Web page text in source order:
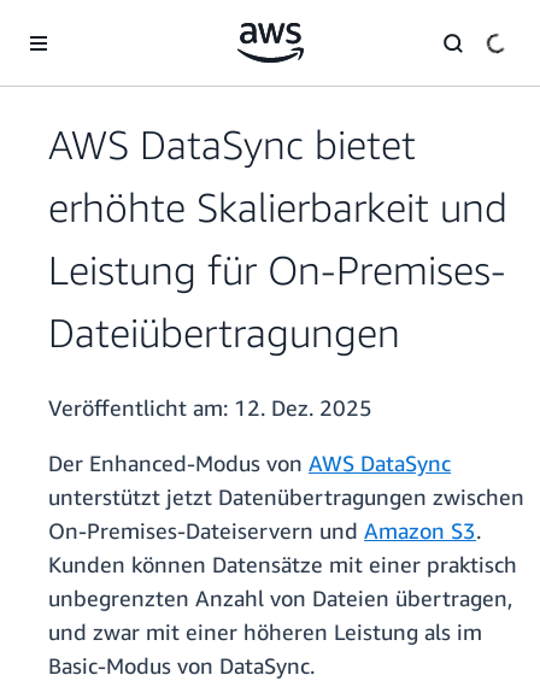
Überspringen zum Hauptinhalt
AWS DataSync bietet
erhöhte Skalierbarkeit und
Leistung für On-Premises-
Dateiübertragungen
Veröffentlicht am: 12. Dez. 2025
Der Enhanced-Modus von AWS DataSync
unterstützt jetzt Datenübertragungen zwischen
On-Premises-Dateiservern und Amazon S3.
Kunden können Datensätze mit einer praktisch
unbegrenzten Anzahl von Dateien übertragen,
und zwar mit einer höheren Leistung als im
Basic-Modus von DataSync.